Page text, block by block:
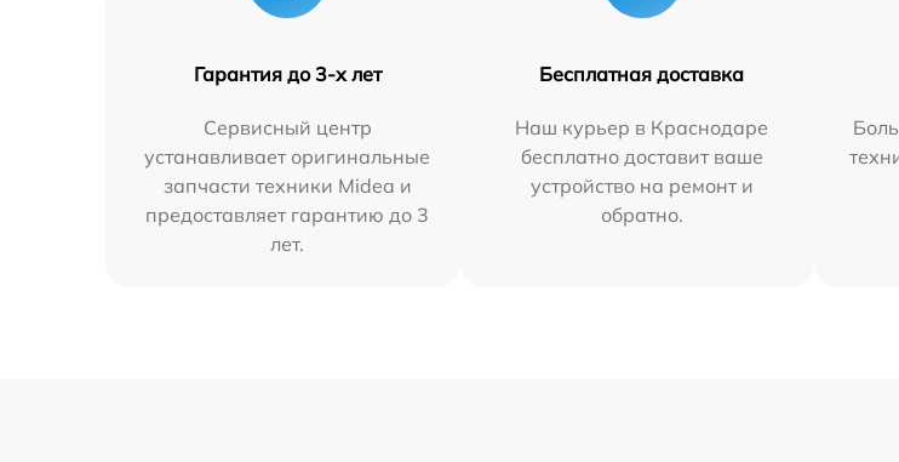
Гарантия до 3-х лет
Сервисный центр
устанавливает оригинальные
запчасти техники Midea и
предоставляет гарантию до 3
лет.
Бесплатная доставка
Наш курьер в Краснодаре
бесплатно доставит ваше
устройство на ремонт и
обратно.